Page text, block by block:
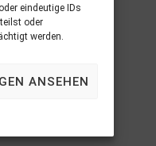
eindeutige IDs
oder
werden.
ANSEHEN